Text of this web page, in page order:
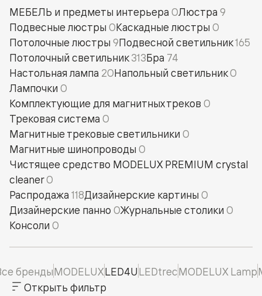
МЕБЕЛЬ и предметы интерьера 0Люстра 9
Подвесные люстры 0Каскадные люстры 0
Потолочные люстры 9Подвесной светильник165
Потолочный светильник313Бра 74
Настольная лампа 20Напольный светильник0
Лампочки 0
Комплектующие для магнитных треков 0
Трековая система 0
Магнитные трековые светильники 0
Магнитные шинопроводы 0
Чистящее средство MODELUX PREMIUM crystal
cleaner0
Распродажа 118Дизайнерские картины 0
Дизайнерские панно 0Журнальные столики 0
Консоли 0
брендыMODELUXLED4ULEDtrecMODELUX Lamp
Открыть фильтр